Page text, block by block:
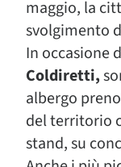
maggio, la
svolgimento
In occasione
Coldiretti,
albergo
del territorio
stand, su